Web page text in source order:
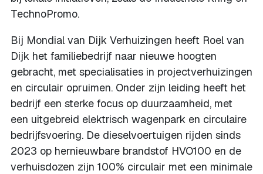
TechnoPromo.
Bij Mondial van Dijk Verhuizingen heeft Roel van
Dijk het familiebedrijf naar nieuwe hoogten
gebracht, met specialisaties in projectverhuizingen
en circulair opruimen. Onder zijn leiding heeft het
bedrijf een sterke focus op duurzaamheid, met
een uitgebreid elektrisch wagenpark en circulaire
bedrijfsvoering. De dieselvoertuigen rijden sinds
2023 op hernieuwbare brandstof HVO100 en de
verhuisdozen zijn 100% circulair met een minimale